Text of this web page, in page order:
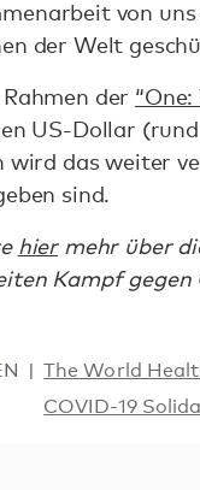
von
der Welt
der
US-Dollar (rund
wird das weiter
sind.
hiermehr über
Kampf gegen
The World
COVID-19